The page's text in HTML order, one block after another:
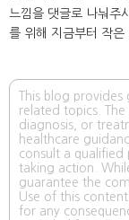
느낌을 댓글로 나눠주
를 위해 지금부터 작
This blog
related topics.
diagnosis, or
healthcare
consult a qualified
taking action.
guarantee the
Use of this
for any